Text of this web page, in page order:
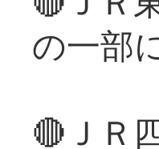
の一部
🔴ＪＲ